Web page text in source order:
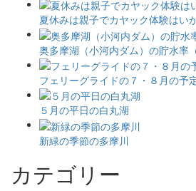
夏休みは親子でカヤック体験はい
奥多摩湖（小河内ダム）の貯水率
フェリーグライドの７・８月の予
５月の平日の白丸湖
新緑の季節の多摩川
カテゴリー